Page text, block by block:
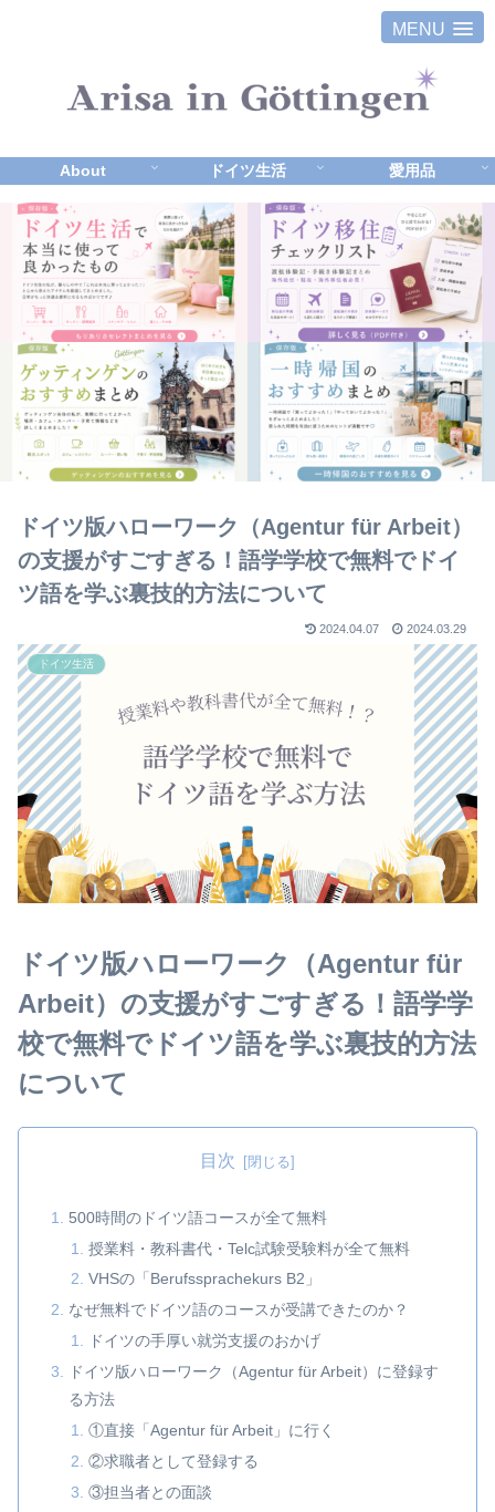
MENU
About ドイツ生活 愛用品
ドイツ版ハローワーク（Agentur für Arbeit）
の支援がすごすぎる！語学学校で無料でドイ
ツ語を学ぶ裏技的方法について
2024.04.07 2024.03.29
ドイツ生活
ドイツ版ハローワーク（Agentur für
Arbeit）の支援がすごすぎる！語学学
校で無料でドイツ語を学ぶ裏技的方法
について
目次
500時間のドイツ語コースが全て無料
授業料・教科書代・Telc試験受験料が全て無料
VHSの「Berufssprachekurs B2」
なぜ無料でドイツ語のコースが受講できたのか？
ドイツの手厚い就労支援のおかげ
ドイツ版ハローワーク（Agentur für Arbeit）に登録す
る方法
①直接「Agentur für Arbeit」に行く
②求職者として登録する
③担当者との面談